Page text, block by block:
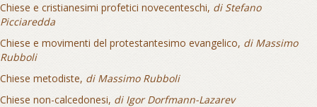
Chiese e cristianesimi profetici novecenteschi, di Stefano
Picciaredda
Chiese e movimenti del protestantesimo evangelico, di Massimo
Rubboli
Chiese metodiste, di Massimo Rubboli
Chiese non-calcedonesi, di Igor Dorfmann-Lazarev